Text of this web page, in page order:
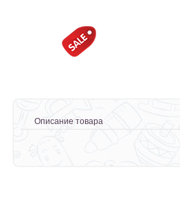
Описание товара